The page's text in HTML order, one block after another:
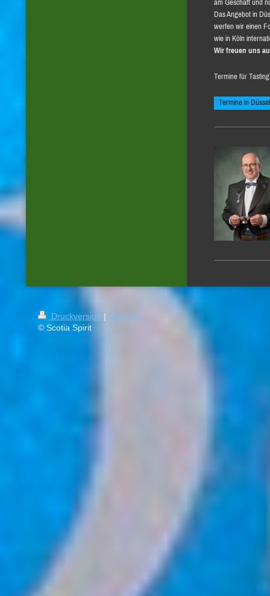
am Geschäft und
Das Angebot in
werfen wir einen
wie in Köln
Wir freuen uns
Termine für
Termine in
Druckversion | Sitemap
© Scotia Spirit